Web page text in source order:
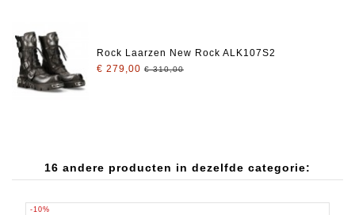
Rock Laarzen New Rock ALK107S2
€ 279,00 € 310,00
16 andere producten in dezelfde categorie:
-10%